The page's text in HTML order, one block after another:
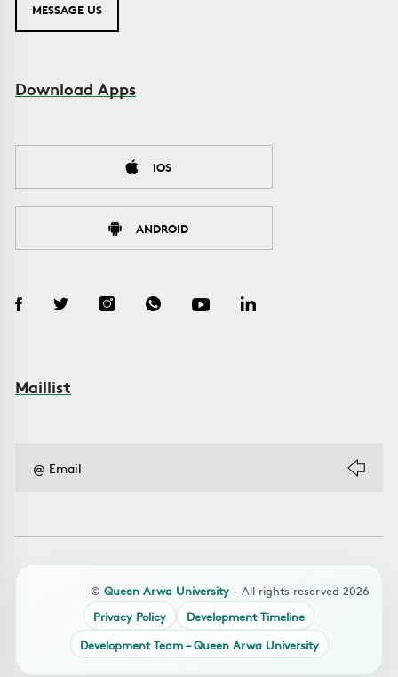
MESSAGE US
Download Apps
IOS
ANDROID
Maillist
© Queen Arwa University - All rights reserved 2026
Privacy Policy
Development Timeline
Development Team – Queen Arwa University